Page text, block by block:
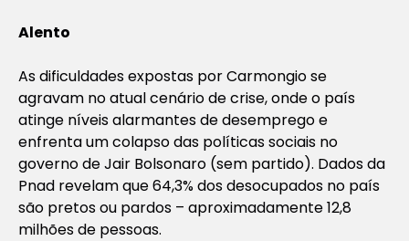
Alento
As dificuldades expostas por Carmongio se
agravam no atual cenário de crise, onde o país
atinge níveis alarmantes de desemprego e
enfrenta um colapso das políticas sociais no
governo de Jair Bolsonaro (sem partido). Dados da
Pnad revelam que 64,3% dos desocupados no país
são pretos ou pardos – aproximadamente 12,8
milhões de pessoas.